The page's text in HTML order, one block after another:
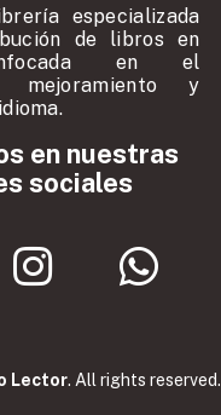
especializada
de libros en
en el
mejoramiento y
en nuestras
sociales
Lector. All rights reserved.